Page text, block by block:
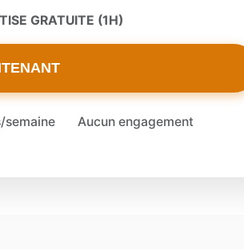
GRATUITE (1H)
semaine Aucun engagement